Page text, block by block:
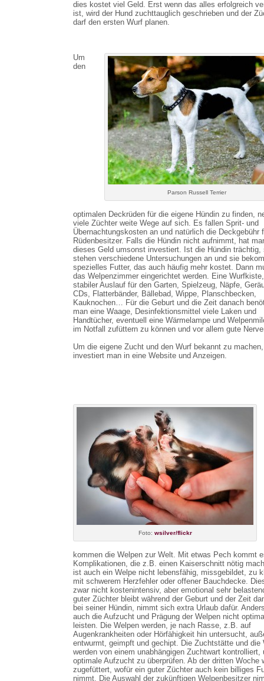
dies kostet viel Geld. Erst wenn das alles erfolgreich
ist, wird der Hund zuchttauglich geschrieben und der
darf den ersten Wurf planen.
Parson Russell Terrier
Um
den
optimalen Deckrüden für die eigene Hündin zu finden,
viele Züchter weite Wege auf sich. Es fallen Sprit- und
Übernachtungskosten an und natürlich die Deckgebühr
Rüdenbesitzer. Falls die Hündin nicht aufnimmt, hat
dieses Geld umsonst investiert. Ist die Hündin trächtig,
stehen verschiedene Untersuchungen an und sie
spezielles Futter, das auch häufig mehr kostet. Dann
das Welpenzimmer eingerichtet werden. Eine
stabiler Auslauf für den Garten, Spielzeug, Näpfe,
CDs, Flatterbänder, Bällebad, Wippe, Planschbecken,
Kauknochen… Für die Geburt und die Zeit danach
man eine Waage, Desinfektionsmittel viele Laken und
Handtücher, eventuell eine Wärmelampe und
im Notfall zufüttern zu können und vor allem gute
Um die eigene Zucht und den Wurf bekannt zu machen,
investiert man in eine Website und Anzeigen.
Foto: wsilver/flickr
kommen die Welpen zur Welt. Mit etwas Pech kommt
Komplikationen, die z.B. einen Kaiserschnitt nötig
ist auch ein Welpe nicht lebensfähig, missgebildet, zu
mit schwerem Herzfehler oder offener Bauchdecke.
zwar nicht kostenintensiv, aber emotional sehr
guter Züchter bleibt während der Geburt und der Zeit
bei seiner Hündin, nimmt sich extra Urlaub dafür.
auch die Aufzucht und Prägung der Welpen nicht
leisten. Die Welpen werden, je nach Rasse, z.B. auf
Augenkrankheiten oder Hörfähigkeit hin untersucht,
entwurmt, geimpft und gechipt. Die Zuchtstätte und die
werden von einem unabhängigen Zuchtwart kontrolliert,
optimale Aufzucht zu überprüfen. Ab der dritten Woche
zugefüttert, wofür ein guter Züchter auch kein billiges
nimmt. Die Auswahl der zukünftigen Welpenbesitzer